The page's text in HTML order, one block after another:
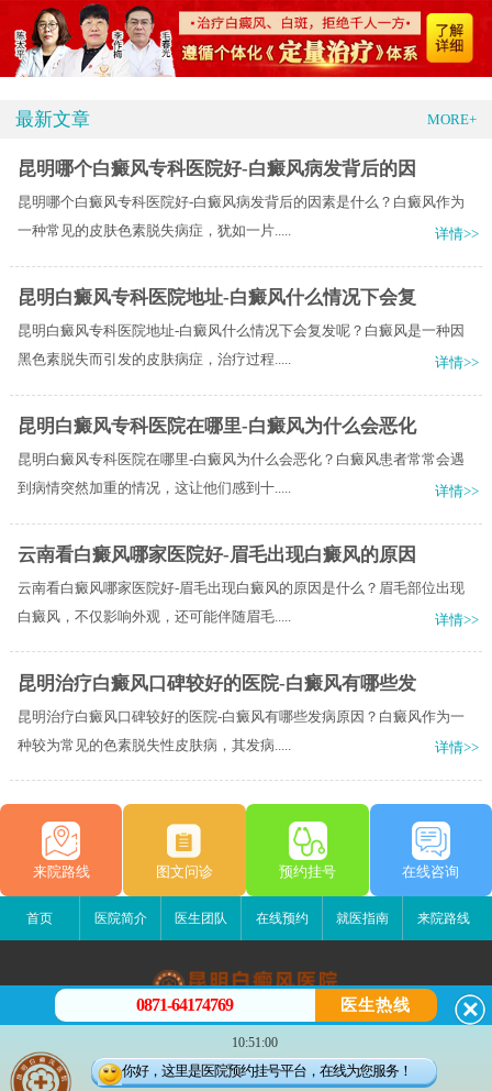
最新文章 MORE+
昆明哪个白癜风专科医院好-白癜风病发背后的因
昆明哪个白癜风专科医院好-白癜风病发背后的因素是什么？白癜风作为
一种常见的皮肤色素脱失病症，犹如一片.....
详情>>
昆明白癜风专科医院地址-白癜风什么情况下会复
昆明白癜风专科医院地址-白癜风什么情况下会复发呢？白癜风是一种因
黑色素脱失而引发的皮肤病症，治疗过程.....
详情>>
昆明白癜风专科医院在哪里-白癜风为什么会恶化
昆明白癜风专科医院在哪里-白癜风为什么会恶化？白癜风患者常常会遇
到病情突然加重的情况，这让他们感到十.....
详情>>
云南看白癜风哪家医院好-眉毛出现白癜风的原因
云南看白癜风哪家医院好-眉毛出现白癜风的原因是什么？眉毛部位出现
白癜风，不仅影响外观，还可能伴随眉毛.....
详情>>
昆明治疗白癜风口碑较好的医院-白癜风有哪些发
昆明治疗白癜风口碑较好的医院-白癜风有哪些发病原因？白癜风作为一
种较为常见的色素脱失性皮肤病，其发病.....
详情>>
来院路线 图文问诊 预约挂号 在线咨询
首页 医院简介 医生团队 在线预约 就医指南 来院路线
昆明白癜风医院
昆明市五华区护国路2号
版权所有：昆明白癜风医院
0871-64174769 医生热线
10:51:00
你好，这里是医院预约挂号平台，在线为您服务！